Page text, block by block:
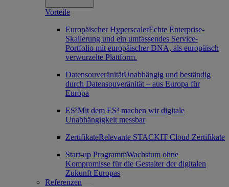
Vorteile
Europäischer HyperscalerEchte Enterprise-
Skalierung und ein umfassendes Service-
Portfolio mit europäischer DNA, als europäisch
verwurzelte Plattform.
DatensouveränitätUnabhängig und beständig
durch Datensouveränität – aus Europa für
Europa
ES³Mit dem ES³ machen wir digitale
Unabhängigkeit messbar
ZertifikateRelevante STACKIT Cloud Zertifikate
Start-up ProgrammWachstum ohne
Kompromisse für die Gestalter der digitalen
Zukunft Europas
Referenzen